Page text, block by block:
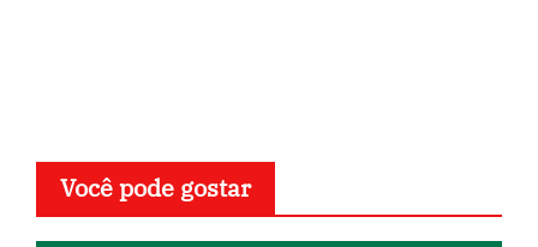
Você pode gostar